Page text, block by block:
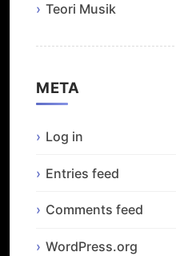
Teori Musik
META
Log in
Entries feed
Comments feed
WordPress.org